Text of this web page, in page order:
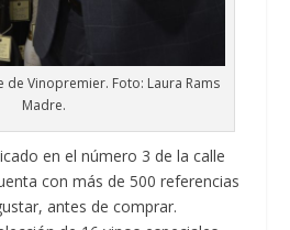
de Vinopremier. Foto: Laura Rams
Madre.
en el número 3 de la calle
con más de 500 referencias
antes de comprar.